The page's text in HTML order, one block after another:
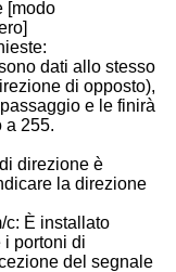
[modo
dati allo stesso
di opposto),
e le finirà
a 255.
direzione è
la direzione
c: È installato
i portoni di
del segnale